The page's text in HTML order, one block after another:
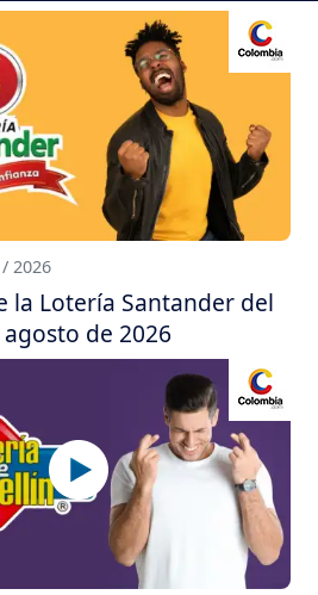
2026
la Lotería Santander del
de 2026